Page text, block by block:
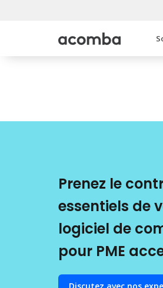
Prenez le
essentiels de
logiciel de
pour PME
Discutez avec nos